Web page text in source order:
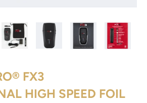
FX3
HIGH SPEED FOIL